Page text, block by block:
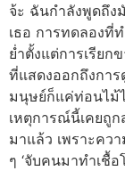
จ้ะ ฉันกำลังพูดถึ
เธอ การทดลองที่
ย่ำตั้งแต่การเรียก
ที่แสดงออกถึงกา
มนุษย์ก็แค่ท่อนไม้
เหตุการณ์นี้เคยถู
มาแล้ว เพราะคว
ๆ ‘จับคนมาทำเชื้